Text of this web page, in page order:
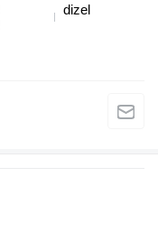
dizel